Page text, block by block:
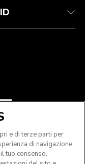
e di terze parti per
di navigazione
tuo consenso,